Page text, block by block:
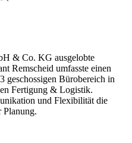
& Co. KG ausgelobte
Remscheid umfasste einen
geschossigen Bürobereich in
Fertigung & Logistik.
und Flexibilität die
Planung.